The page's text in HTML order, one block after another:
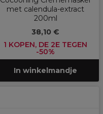
met calendula-extract
200ml
38,10 €
1 KOPEN, DE 2E TEGEN
-50%
In winkelmandje